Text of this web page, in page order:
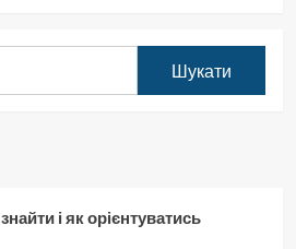
і як орієнтуватись